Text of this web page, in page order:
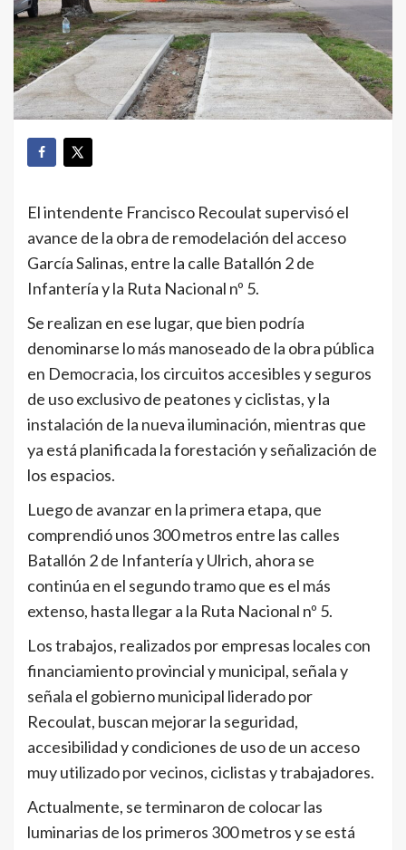
El intendente Francisco Recoulat supervisó el
avance de la obra de remodelación del acceso
García Salinas, entre la calle Batallón 2 de
Infantería y la Ruta Nacional nº 5.
Se realizan en ese lugar, que bien podría
denominarse lo más manoseado de la obra pública
en Democracia, los circuitos accesibles y seguros
de uso exclusivo de peatones y ciclistas, y la
instalación de la nueva iluminación, mientras que
ya está planificada la forestación y señalización de
los espacios.
Luego de avanzar en la primera etapa, que
comprendió unos 300 metros entre las calles
Batallón 2 de Infantería y Ulrich, ahora se
continúa en el segundo tramo que es el más
extenso, hasta llegar a la Ruta Nacional nº 5.
Los trabajos, realizados por empresas locales con
financiamiento provincial y municipal, señala y
señala el gobierno municipal liderado por
Recoulat, buscan mejorar la seguridad,
accesibilidad y condiciones de uso de un acceso
muy utilizado por vecinos, ciclistas y trabajadores.
Actualmente, se terminaron de colocar las
luminarias de los primeros 300 metros y se está